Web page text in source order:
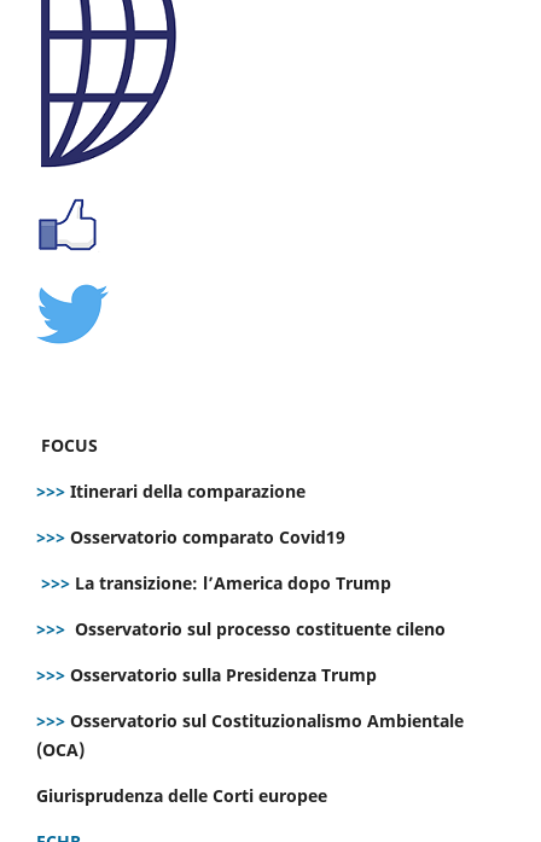
FOCUS
>>> Itinerari della comparazione
>>> Osservatorio comparato Covid19
>>> La transizione: l’America dopo Trump
>>> Osservatorio sul processo costituente cileno
>>> Osservatorio sulla Presidenza Trump
>>> Osservatorio sul Costituzionalismo Ambientale
(OCA)
Giurisprudenza delle Corti europee